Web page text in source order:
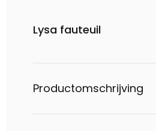
Lysa fauteuil
Productomschrijving